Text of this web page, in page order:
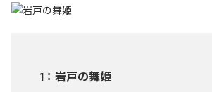
1 ： 岩戸の舞姫